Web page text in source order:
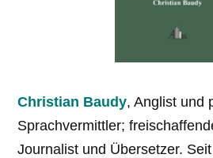
Christian Baudy, Anglist und
Sprachvermittler;
Journalist und Übersetzer.